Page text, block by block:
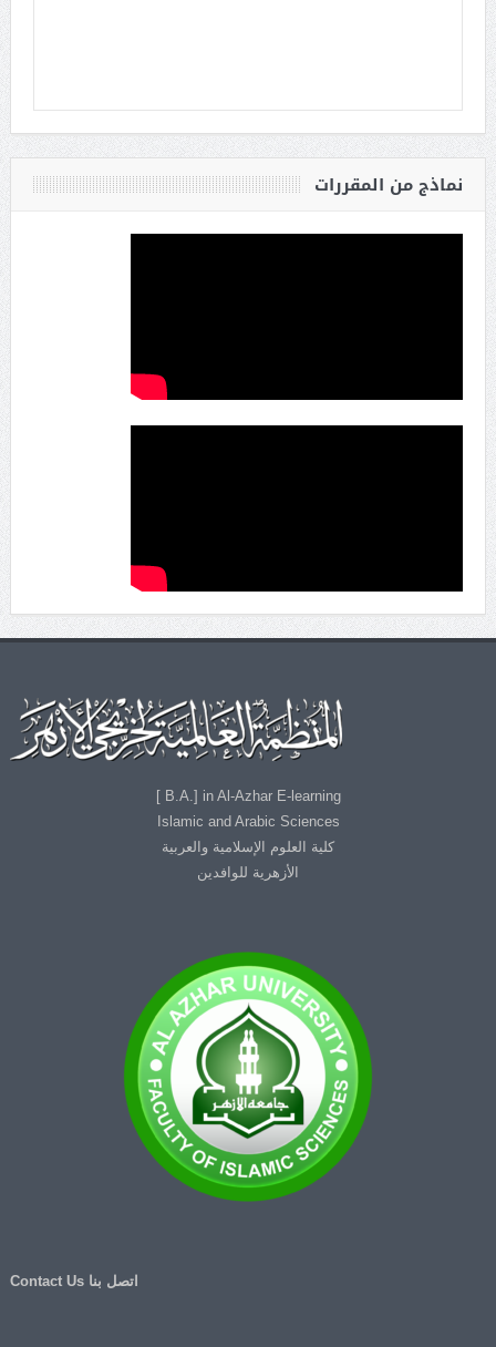
نماذج من المقررات
B.A.] in Al-Azhar E-learning ]
Islamic and Arabic Sciences
كلية العلوم الإسلامية والعربية
الأزهرية للوافدين
اتصل بنا Contact Us